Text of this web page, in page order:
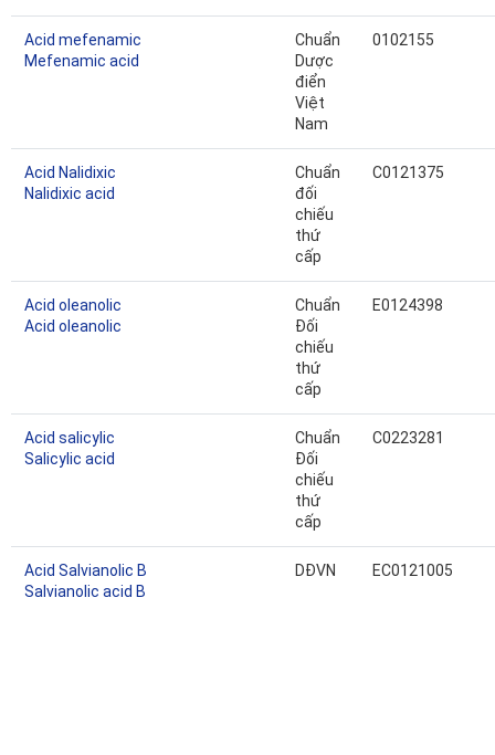
Acid mefenamic
Mefenamic acid
Chuẩn
Dược
điển
Việt
Nam
0102155
Acid Nalidixic
Nalidixic acid
Chuẩn
đối
chiếu
thứ
cấp
C0121375
Acid oleanolic
Acid oleanolic
Chuẩn
Đối
chiếu
thứ
cấp
E0124398
Acid salicylic
Salicylic acid
Chuẩn
Đối
chiếu
thứ
cấp
C0223281
Acid Salvianolic B
Salvianolic acid B
DĐVN EC0121005